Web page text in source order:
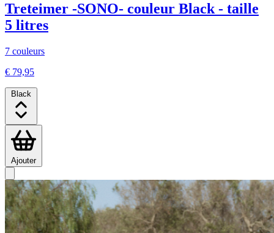
Treteimer -SONO- couleur Black - taille
5 litres
7 couleurs
€ 79,95
Black
Ajouter